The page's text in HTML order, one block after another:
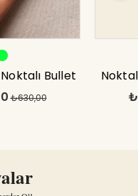
Bullet
Fil
₺630,00